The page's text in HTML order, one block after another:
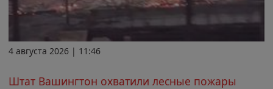
4 августа 2026 | 11:46
Штат Вашингтон охватили лесные пожары